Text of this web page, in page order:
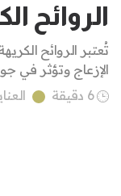
الروائح
تُعتبر الروائح
الإزعاج وتؤثر في
6 دقيقة